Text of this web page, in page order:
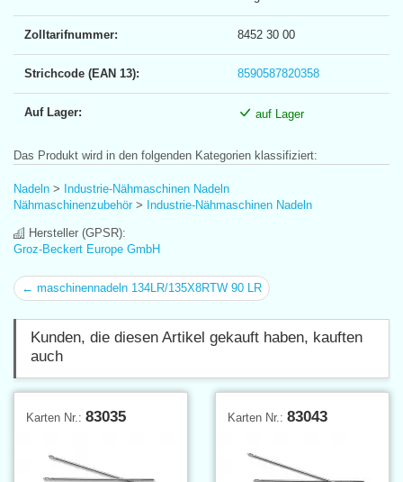
Zolltarifnummer: 8452 30 00
Strichcode (EAN 13): 8590587820358
Auf Lager: auf Lager
Das Produkt wird in den folgenden Kategorien klassifiziert:
Nadeln > Industrie-Nähmaschinen Nadeln
Nähmaschinenzubehör> Industrie-Nähmaschinen Nadeln
Hersteller (GPSR):
Groz-Beckert Europe GmbH
← maschinennadeln 134LR/135X8RTW 90 LR
Kunden, die diesen Artikel gekauft haben, kauften
auch
Karten Nr.: 83035 Karten Nr.: 83043